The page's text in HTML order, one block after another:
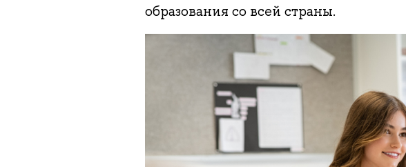
образования со всей страны.